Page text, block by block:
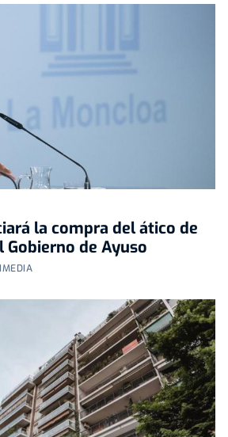
la compra del ático de
Gobierno de Ayuso